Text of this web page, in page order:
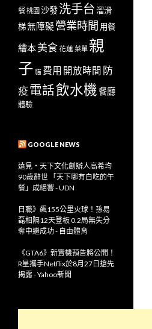
餐桃園 沙發洗手台溜滑
梯無障礙 營業時間 用餐
繪本美食花蓮 菜單 親
子 貓 費用 開放時間 防
疫電話飲水機餐廳
體驗
GOOGLE NEWS
遠見‧天下文化創辦人高希均
90歲辭世 「天下哪有白吃的午
餐」成絕響 - UDN
日職》飆155公里火球！孫易
磊相隔12天登板 0.2局無失分
奪中繼成功 - 自由體育
《GTA6》新實機預告將公開！
R星攜手Netflix於8月27日搶先
揭露 - Yahoo新聞